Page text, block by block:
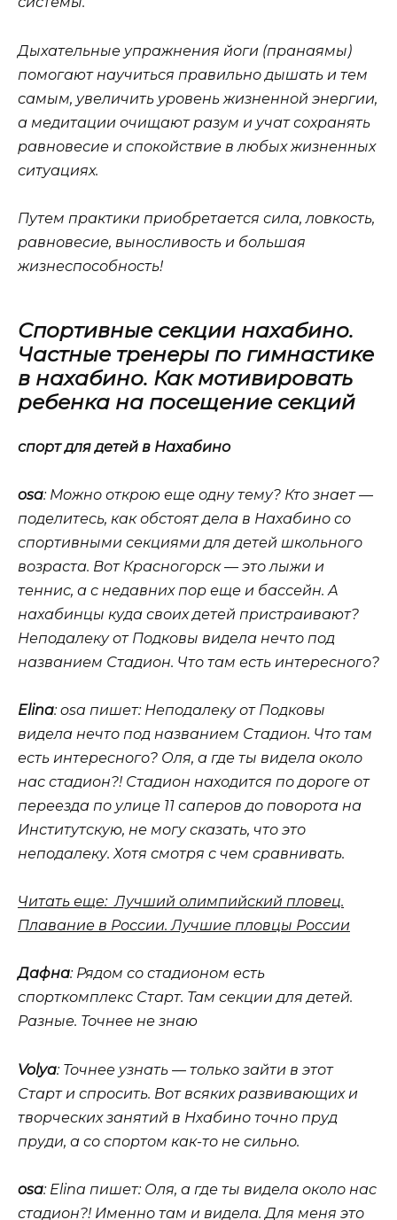
Дыхательные упражнения йоги (пранаямы)
помогают научиться правильно дышать и тем
самым, увеличить уровень жизненной энергии,
а медитации очищают разум и учат сохранять
равновесие и спокойствие в любых жизненных
ситуациях.
Путем практики приобретается сила, ловкость,
равновесие, выносливость и большая
жизнеспособность!
Спортивные секции нахабино.
Частные тренеры по гимнастике
в нахабино. Как мотивировать
ребенка на посещение секций
спорт для детей в Нахабино
osa: Можно открою еще одну тему? Кто знает —
поделитесь, как обстоят дела в Нахабино со
спортивными секциями для детей школьного
возраста. Вот Красногорск — это лыжи и
теннис, а с недавних пор еще и бассейн. А
нахабинцы куда своих детей пристраивают?
Неподалеку от Подковы видела нечто под
названием Стадион. Что там есть интересного?
Elina: osa пишет: Неподалеку от Подковы
видела нечто под названием Стадион. Что там
есть интересного? Оля, а где ты видела около
нас стадион?! Стадион находится по дороге от
переезда по улице 11 саперов до поворота на
Институтскую, не могу сказать, что это
неподалеку. Хотя смотря с чем сравнивать.
Читать еще: Лучший олимпийский пловец.
Плавание в России. Лучшие пловцы России
Дафна: Рядом со стадионом есть
спорткомплекс Старт. Там секции для детей.
Разные. Точнее не знаю
Volya: Точнее узнать — только зайти в этот
Старт и спросить. Вот всяких развивающих и
творческих занятий в Нхабино точно пруд
пруди, а со спортом как-то не сильно.
osa: Elina пишет: Оля, а где ты видела около нас
стадион?! Именно там и видела. Для меня это